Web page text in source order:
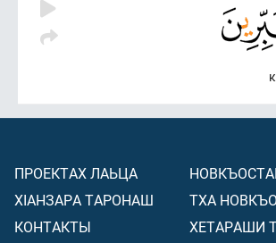
ПРОЕКТАХ ЛАЬЦА
ХIАНЗАРА ТАРОНАШ
КОНТАКТЫ
ТХА
ХЕТАРАШИ